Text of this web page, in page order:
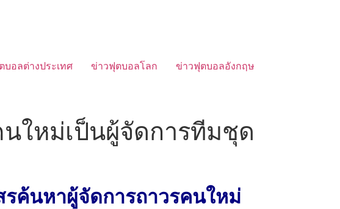
บอลต่างประเทศ ข่าวฟุตบอลโลก
ข่าวฟุตบอลอังกฤษ
ใหม่เป็นผู้จัดการทีมชุด
ค้นหาผู้จัดการถาวรคนใหม่